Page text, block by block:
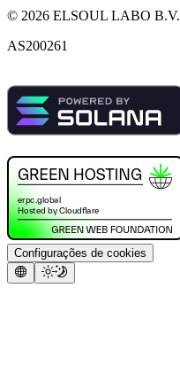
© 2026 ELSOUL LABO B.V.
AS200261
Configurações de cookies